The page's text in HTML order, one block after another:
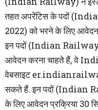
तहत अपरेंटिस के पदों
2022) को भरने के लिए आवेदन
इन पदों (Indian
आवेदन करना चाहते हैं, वे
वेबसाइट
सकते हैं. इन पदों (Indian
के लिए आवेदन प्रक्रिया 30